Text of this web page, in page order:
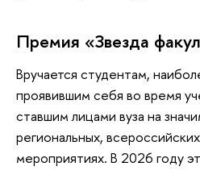
Премия «Звезда
Вручается студентам,
проявившим себя во время
ставшим лицами вуза на
региональных,
мероприятиях. В 2026 году